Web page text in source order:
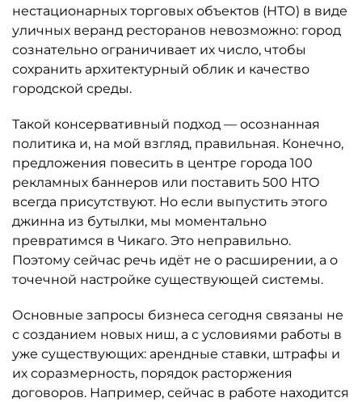
нестационарных торговых объектов (НТО) в виде
уличных веранд ресторанов невозможно: город
сознательно ограничивает их число, чтобы
сохранить архитектурный облик и качество
городской среды.
Такой консервативный подход — осознанная
политика и, на мой взгляд, правильная. Конечно,
предложения повесить в центре города 100
рекламных баннеров или поставить 500 НТО
всегда присутствуют. Но если выпустить этого
джинна из бутылки, мы моментально
превратимся в Чикаго. Это неправильно.
Поэтому сейчас речь идёт не о расширении, а о
точечной настройке существующей системы.
Основные запросы бизнеса сегодня связаны не
с созданием новых ниш, а с условиями работы в
уже существующих: арендные ставки, штрафы и
их соразмерность, порядок расторжения
договоров. Например, сейчас в работе находится